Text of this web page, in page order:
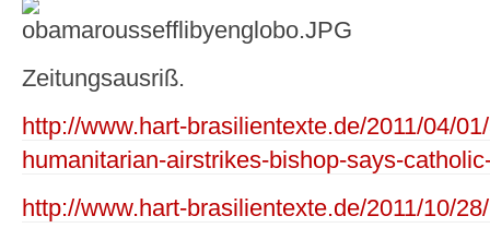
Zeitungsausriß.
http://www.hart-brasilientexte.de/2011/04/
humanitarian-airstrikes-bishop-says-
http://www.hart-brasilientexte.de/2011/10/